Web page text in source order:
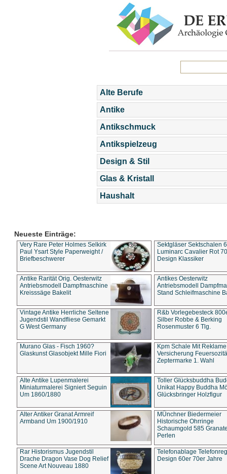
Alte Berufe
Antike
Antikschmuck
Antikspielzeug
Design & Stil
Glas & Kristall
Haushalt
Neueste Einträge:
Very Rare Peter Holmes Selkirk
Paul Ysart Style Paperweight /
Briefbeschwerer
Sektgläser Sektschalen
Luminarc Cavalier Rot
Design Klassiker
Antike Rarität Orig. Oesterwitz
Antriebsmodell Dampfmaschine
Kreisssäge Bakelit
Antikes Oesterwitz
Antriebsmodell
Stand Schleifmaschine
Vintage Antike Herrliche Seltene
Jugendstil Wandfliese Gemarkt
G West Germany
R&b Vorlegebesteck
Silber Robbe & Berking
Rosenmuster 6 Tlg.
Murano Glas - Fisch 1960?
Glaskunst Glasobjekt Mille Fiori
Kpm Schale Mit Reklame
Versicherung
Zeptermarke 1. Wahl
Alte Antike Lupenmalerei
Miniaturmalerei Signiert Seguin
Um 1860/1880
Toller Glücksbuddha
Unikat Happy Buddha
Glücksbringer Holzfigur
Alter Antiker Granat Armreif
Armband Um 1900/1910
MÜnchner Biedermeier
Historische Ohrringe
Schaumgold 585
Perlen
Rar Historismus Jugendstil
Drache Dragon Vase Dog Relief
Scene Art Nouveau 1880
Telefonablage
Design 60er 70er Jahre